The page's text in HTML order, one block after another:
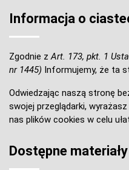
Informacja o
Zgodnie z Art. 173, pkt. 1
nr 1445) Informujemy, że ta
Odwiedzając naszą stronę
swojej przeglądarki,
nas plików cookies w celu
Dostępne materiały